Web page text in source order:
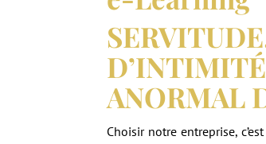
ANORMAL
Choisir notre entreprise,